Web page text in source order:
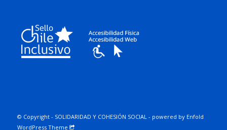
© Copyright - SOLIDARIDAD Y COHESIÓN SOCIAL- powered by Enfold
WordPress Theme